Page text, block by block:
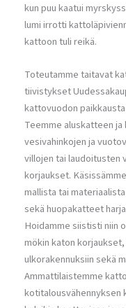
kun puu kaatui
lumi irrotti
kattoon tuli reikä.
Toteutamme taitavat
tiivistykset
kattovuodon
Teemme aluskatteen
vesivahinkojen ja
villojen tai laudoitusten
korjaukset.
mallista tai
sekä huopakatteet
Hoidamme siististi niin
mökin katon
ulkorakennuksiin sekä
Ammattilaistemme
kotitalousvähennyksen